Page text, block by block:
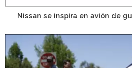
Nissan se inspira en avión de